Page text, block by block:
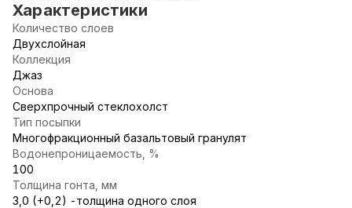
Характеристики
Количество слоев
Двухслойная
Коллекция
Джаз
Основа
Сверхпрочный стеклохолст
Тип посыпки
Многофракционный базальтовый гранулят
Водонепроницаемость, %
100
Толщина гонта, мм
3,0 (+0,2) -толщина одного слоя